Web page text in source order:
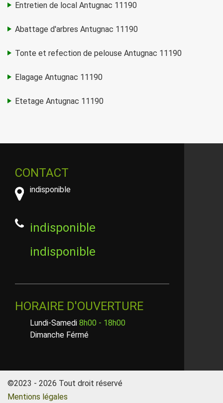
Entretien de local Antugnac 11190
Abattage d'arbres Antugnac 11190
Tonte et refection de pelouse Antugnac 11190
Elagage Antugnac 11190
Etetage Antugnac 11190
CONTACT
indisponible
indisponible
indisponible
HORAIRE D'OUVERTURE
Lundi-Samedi 8h00 - 18h00
Dimanche Férmé
©2023 - 2026 Tout droit réservé
Mentions légales